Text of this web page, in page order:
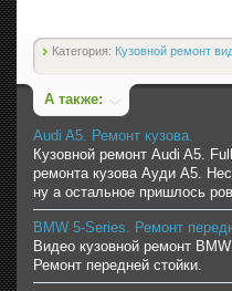
Категория: Кузовной ремонт
А также:
Audi A5. Ремонт кузова.
Кузовной ремонт Audi A5.
ремонта кузова Ауди А5.
ну а остальное пришлось
BMW 5-Series. Ремонт
Видео кузовной ремонт
Ремонт передней стойки.